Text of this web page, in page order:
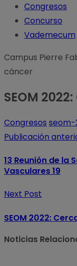
Congresos
Concurso
Vademecum
Campus Pierre
cáncer
SEOM
Congresos seom-
Publicación
13 Reunión de la
Vasculares 19
Next Post
SEOM 2022:
Noticias